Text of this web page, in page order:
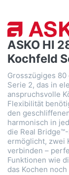
ASKO HI
Kochfeld
Grosszügiges
Serie 2, das in
anspruchsvolle
Flexibilität
den
harmonisch in
die Real
ermöglicht, zwei
verbinden –
Funktionen wie
das Kochen